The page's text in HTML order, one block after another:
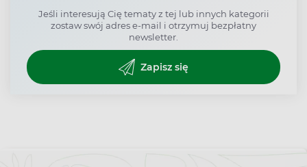
Jeśli interesują Cię tematy z tej lub innych kategorii
zostaw swój adres e-mail i otrzymuj bezpłatny
newsletter.
Zapisz się